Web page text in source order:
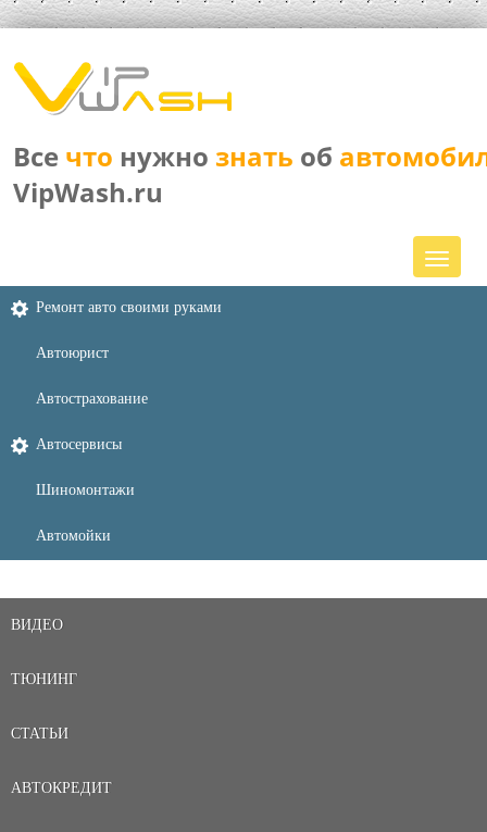
Все что нужно знать об
VipWash.ru
Ремонт авто своими руками
Автоюрист
Автострахование
Автосервисы
Шиномонтажи
Автомойки
ВИДЕО
ТЮНИНГ
СТАТЬИ
АВТОКРЕДИТ